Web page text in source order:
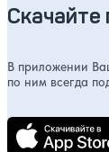
Скачайте
В приложении
по ним всегда